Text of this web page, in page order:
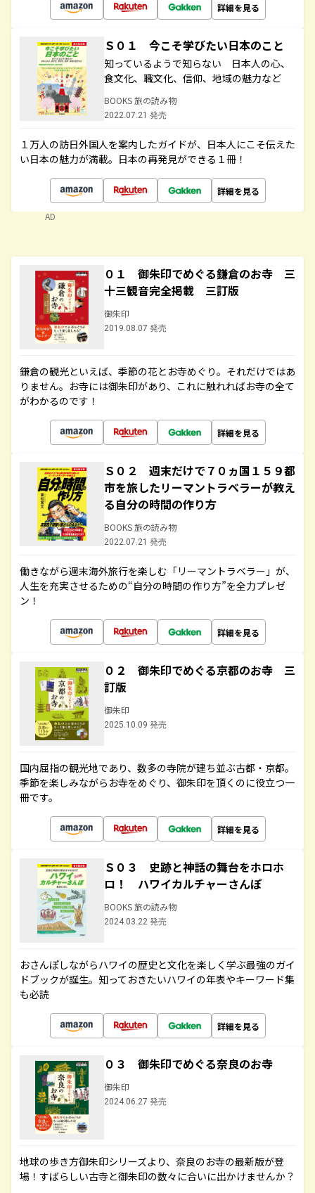
詳細を見る
Ｓ０１ 今こそ学びたい日本のこと
知っているようで知らない 日本人の心、
食文化、職文化、信仰、地域の魅力など
BOOKS 旅の読み物
2022.07.21 発売
１万人の訪日外国人を案内したガイドが、日本人にこそ伝えた
い日本の魅力が満載。日本の再発見ができる１冊！
詳細を見る
AD
０１ 御朱印でめぐる鎌倉のお寺 三
十三観音完全掲載 三訂版
御朱印
2019.08.07 発売
鎌倉の観光といえば、季節の花とお寺めぐり。それだけではあ
りません。お寺には御朱印があり、これに触れればお寺の全て
がわかるのです！
詳細を見る
Ｓ０２ 週末だけで７０ヵ国１５９都
市を旅したリーマントラベラーが教え
る自分の時間の作り方
BOOKS 旅の読み物
2022.07.21 発売
働きながら週末海外旅行を楽しむ「リーマントラベラー」が、
人生を充実させるための“自分の時間の作り方”を全力プレゼ
ン！
詳細を見る
０２ 御朱印でめぐる京都のお寺 三
訂版
御朱印
2025.10.09 発売
国内屈指の観光地であり、数多の寺院が建ち並ぶ古都・京都。
季節を楽しみながらお寺をめぐり、御朱印を頂くのに役立つ一
冊です。
詳細を見る
Ｓ０３ 史跡と神話の舞台をホロホ
ロ！ ハワイカルチャーさんぽ
BOOKS 旅の読み物
2024.03.22 発売
おさんぽしながらハワイの歴史と文化を楽しく学ぶ最強のガイ
ドブックが誕生。知っておきたいハワイの年表やキーワード集
も必読
詳細を見る
０３ 御朱印でめぐる奈良のお寺
御朱印
2024.06.27 発売
地球の歩き方御朱印シリーズより、奈良のお寺の最新版が登
場！すばらしい古寺と御朱印の数々に合いに出かけませんか？